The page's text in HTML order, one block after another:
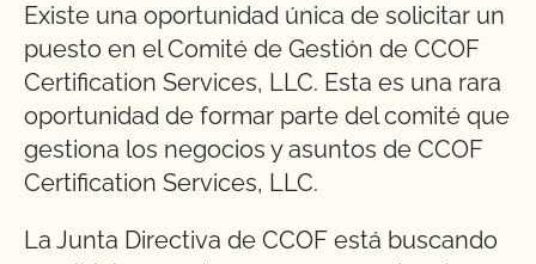
Existe una oportunidad única de solicitar un
puesto en el Comité de Gestión de CCOF
Certification Services, LLC. Esta es una rara
oportunidad de formar parte del comité que
gestiona los negocios y asuntos de CCOF
Certification Services, LLC.
La Junta Directiva de CCOF está buscando